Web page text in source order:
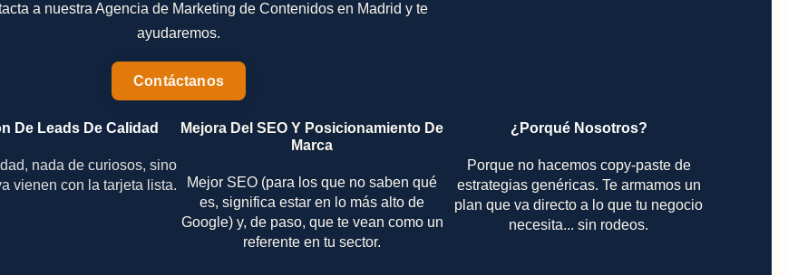
a nuestra Agencia de Marketing de Contenidos en Madrid y te
ayudaremos.
Contáctanos
De Leads De Calidad
nada de curiosos, sino
vienen con la tarjeta lista.
Mejora Del SEO Y Posicionamiento De
Marca
Mejor SEO (para los que no saben qué
es, significa estar en lo más alto de
Google) y, de paso, que te vean como un
referente en tu sector.
¿Porqué Nosotros?
Porque no hacemos copy-paste de
estrategias genéricas. Te armamos un
plan que va directo a lo que tu negocio
necesita... sin rodeos.